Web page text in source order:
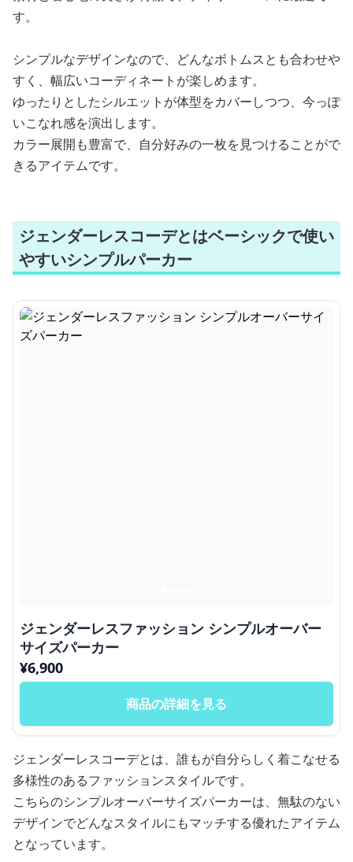
す。
シンプルなデザインなので、どんなボトムスとも合わせや
すく、幅広いコーディネートが楽しめます。
ゆったりとしたシルエットが体型をカバーしつつ、今っぽ
いこなれ感を演出します。
カラー展開も豊富で、自分好みの一枚を見つけることがで
きるアイテムです。
ジェンダーレスコーデとはベーシックで使い
やすいシンプルパーカー
ジェンダーレスファッション シンプルオーバー
サイズパーカー
¥6,900
商品の詳細を見る
ジェンダーレスコーデとは、誰もが自分らしく着こなせる
多様性のあるファッションスタイルです。
こちらのシンプルオーバーサイズパーカーは、無駄のない
デザインでどんなスタイルにもマッチする優れたアイテム
となっています。